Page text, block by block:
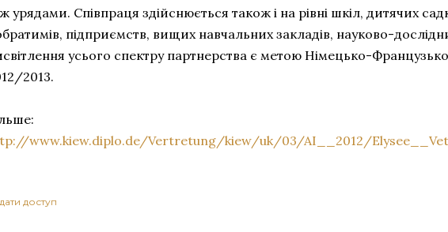
урядами. Співпраця здійснюється також і на рівні шкіл, дитячих
підприємств, вищих навчальних закладів, науково-
усього спектру партнерства є метою Німецько-
2013.
www.kiew.diplo.de/Vertretung/kiew/uk/03/AI__2012/
доступ